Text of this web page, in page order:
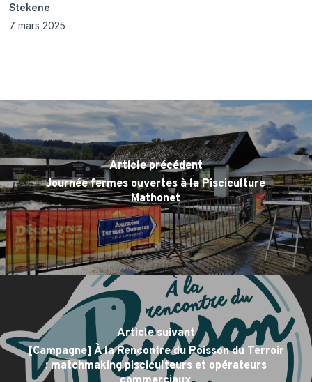
Stekene
7 mars 2025
Article précédent
Journée fermes ouvertes à la Pisciculture
Mathonet
Article suivant
[Campagne] À la Rencontre du Poisson du Terroir
: matchmaking pisciculteurs et opérateurs